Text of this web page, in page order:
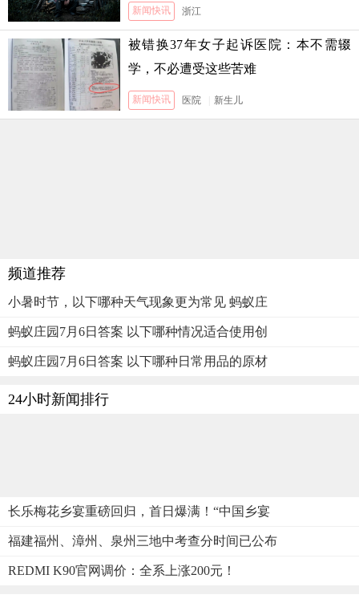
新闻快讯 浙江
被错换37年女子起诉医院：本不需辍
学，不必遭受这些苦难
新闻快讯 医院 新生儿
频道推荐
小暑时节，以下哪种天气现象更为常见 蚂蚁庄
蚂蚁庄园7月6日答案 以下哪种情况适合使用创
蚂蚁庄园7月6日答案 以下哪种日常用品的原材
24小时新闻排行
长乐梅花乡宴重磅回归，首日爆满！“中国乡宴
福建福州、漳州、泉州三地中考查分时间已公布
REDMI K90官网调价：全系上涨200元！